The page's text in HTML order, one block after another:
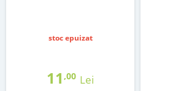
stoc epuizat
11 ,00 Lei